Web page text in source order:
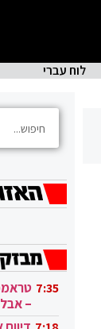
לוח עברי
7:35
–
בעזה